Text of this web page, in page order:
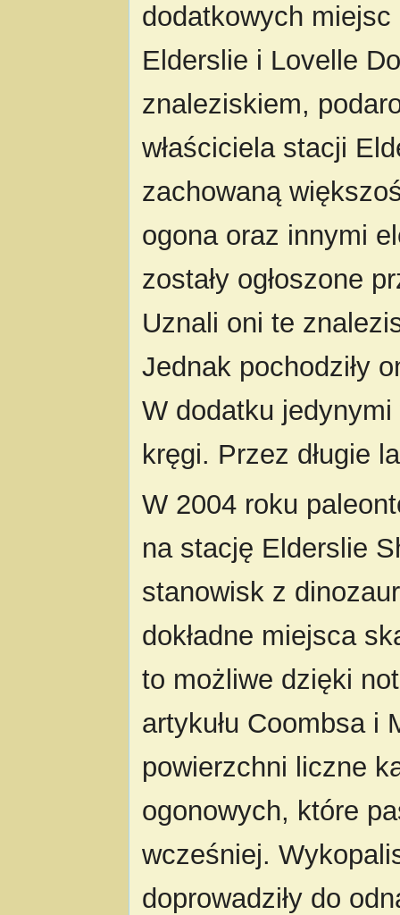
dodatkowych
Elderslie i Lovelle
znaleziskiem,
właściciela stacji
zachowaną
ogona oraz innymi
zostały ogłoszone
Uznali oni te
Jednak pochodziły
W dodatku
kręgi. Przez długie
W 2004 roku
na stację Elderslie
stanowisk z
dokładne miejsca
to możliwe dzięki
artykułu Coombsa i
powierzchni liczne
ogonowych, które
wcześniej.
doprowadziły do